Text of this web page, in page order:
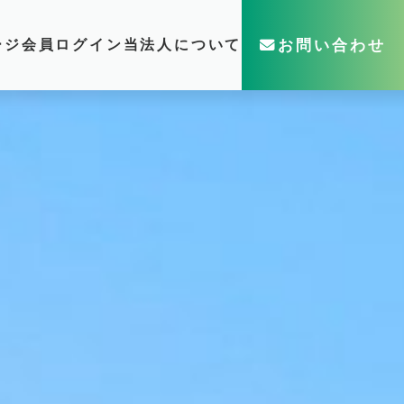
会員ログイン 当法人について お問い合わせ